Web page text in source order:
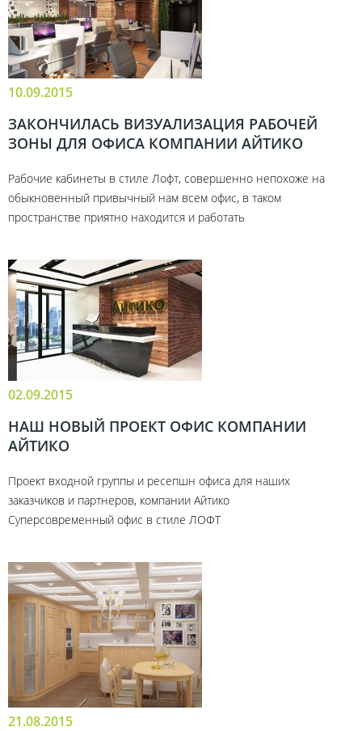
10.09.2015
ЗАКОНЧИЛАСЬ ВИЗУАЛИЗАЦИЯ РАБОЧЕЙ
ЗОНЫ ДЛЯ ОФИСА КОМПАНИИ АЙТИКО
Рабочие кабинеты в стиле Лофт, совершенно непохоже на
обыкновенный привычный нам всем офис, в таком
пространстве приятно находится и работать
02.09.2015
НАШ НОВЫЙ ПРОЕКТ ОФИС КОМПАНИИ
АЙТИКО
Проект входной группы и ресепшн офиса для наших
заказчиков и партнеров, компании Айтико
Суперсовременный офис в стиле ЛОФТ
21.08.2015